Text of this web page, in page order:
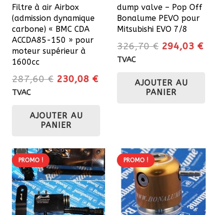
Filtre à air Airbox
(admission dynamique
carbone) « BMC CDA
ACCDA85-150 » pour
moteur supérieur à
1600cc
287,60€ Le
était :
287,60 €.
230,08 €Le
TVAC
AJOUTER AU
PANIER
dump valve – Pop Off
Bonalume PEVO pour
Mitsubishi EVO 7/8
326,70€ Le
était :
326,70 €.
294,03 €Le
TVAC
AJOUTER AU
PANIER
PROMO ! PROMO !